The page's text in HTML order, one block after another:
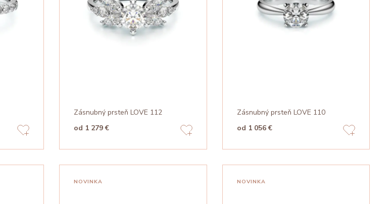
Zásnubný prsteň LOVE 112
od 1 279 €
Zásnubný prsteň LOVE 110
od 1 056 €
NOVINKA NOVINKA